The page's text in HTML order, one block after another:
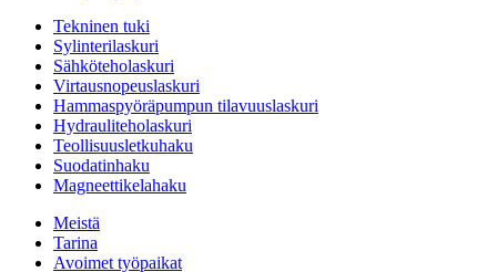
Tekninen tuki
Sylinterilaskuri
Sähköteholaskuri
Virtausnopeuslaskuri
Hammaspyöräpumpun tilavuuslaskuri
Hydrauliteholaskuri
Teollisuusletkuhaku
Suodatinhaku
Magneettikelahaku
Meistä
Tarina
Avoimet työpaikat